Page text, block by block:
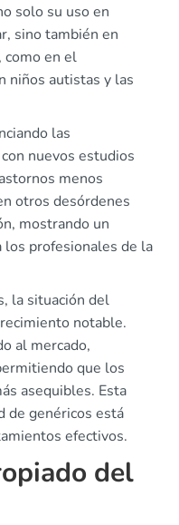
solo su uso en
sino también en
como en el
niños autistas y las
las
nuevos estudios
menos
otros desórdenes
mostrando un
los profesionales de la
la situación del
notable.
al mercado,
que los
asequibles. Esta
de genéricos está
efectivos.
del